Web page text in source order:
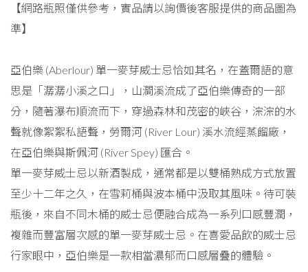
【網路瓶照僅供參考，實品請以詢價後客服提供的商品圖為
準】
亞伯樂 (Aberlour) 單一麥芽威士忌恰如其名，在蓋爾語的意
思是「潺潺小溪之口」，山澗溪流成了亞伯樂傳奇的一部
分，隨著瀑布順流而下，穿過森林和茂密的峽谷，淙淙的水
聲就像絮絮私語聲，勞爾河 (River Lour) 溪水流經蒸餾廠，
在亞伯樂與斯佩河 (River Spey) 匯合。
單一麥芽威士忌以新酒製成，通常都是以雙桶熟成方式放置
至少十二年之久，在雪莉桶與波本桶中汲取其風味。待可裝
瓶後，來自不同木桶的威士忌便融合成為一系列口感豐潤，
複雜而豐富層次感的單一麥芽威士忌。在喜愛品飲的威士忌
行家眼中，亞伯樂是一款相當濃郁而口感層疊的體驗。